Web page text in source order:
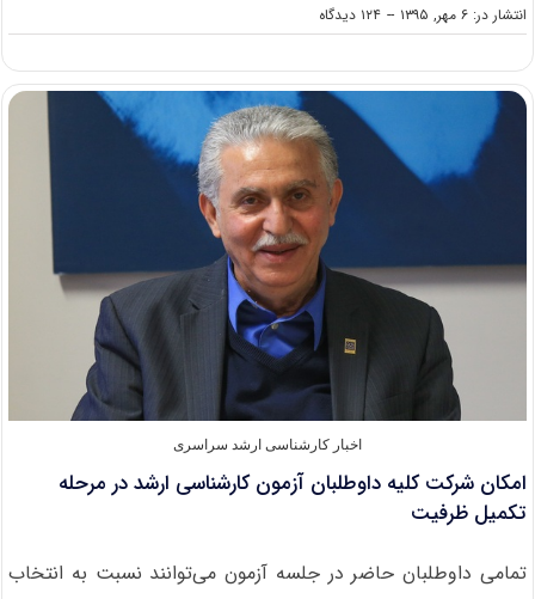
انتشار در: ۶ مهر, ۱۳۹۵ -- ۱۲۴ دیدگاه
on
شروع
بدون
کنکور
کارشناسی
ارشد
در
مؤسسات
غیرانتفاعی
اخبار کارشناسی ارشد سراسری
امکان شرکت کلیه داوطلبان آزمون کارشناسی ارشد در مرحله
تکمیل ظرفیت
تمامی داوطلبان حاضر در جلسه آزمون می‌توانند نسبت به انتخاب